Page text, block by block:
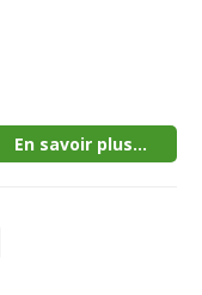
En savoir plus...